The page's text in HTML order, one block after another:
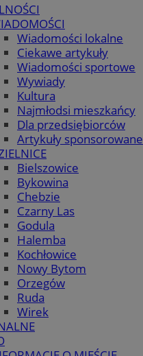
Wiadomości lokalne
Ciekawe artykuły
Wiadomości sportowe
Wywiady
Kultura
Najmłodsi mieszkańcy
Dla przedsiębiorców
Artykuły sponsorowane
Bielszowice
Bykowina
Chebzie
Czarny Las
Godula
Halemba
Kochłowice
Nowy Bytom
Orzegów
Ruda
Wirek